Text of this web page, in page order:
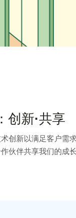
创新·共享
创新以满足客户需
伙伴共享我们的成长